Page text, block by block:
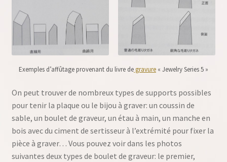
Exemples d’affûtage provenant du livre de gravure « Jewelry Series 5 »
On peut trouver de nombreux types de supports possibles
pour tenir la plaque ou le bijou à graver: un coussin de
sable, un boulet de graveur, un étau à main, un manche en
bois avec du ciment de sertisseur à l’extrémité pour fixer la
pièce à graver… Vous pouvez voir dans les photos
suivantes deux types de boulet de graveur: le premier,